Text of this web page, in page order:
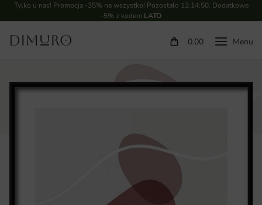
Tylko u nas! Promocja -35% na wszystko! Pozostało 12:14:49. Dodatkowe
-5% z kodem LATO
0.00